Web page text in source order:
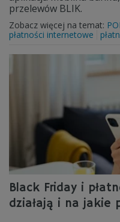
przelewów BLIK.
Zobacz więcej na temat:
płatności internetowe
Black Friday i
działają i na jakie